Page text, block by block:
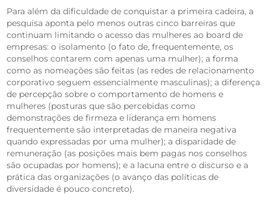
Para além da dificuldade de conquistar a primeira cadeira, a
pesquisa aponta pelo menos outras cinco barreiras que
continuam limitando o acesso das mulheres ao board de
empresas: o isolamento (o fato de, frequentemente, os
conselhos contarem com apenas uma mulher); a forma
como as nomeações são feitas (as redes de relacionamento
corporativo seguem essencialmente masculinas); a diferença
de percepção sobre o comportamento de homens e
mulheres (posturas que são percebidas como
demonstrações de firmeza e liderança em homens
frequentemente são interpretadas de maneira negativa
quando expressadas por uma mulher); a disparidade de
remuneração (as posições mais bem pagas nos conselhos
são ocupadas por homens); e a lacuna entre o discurso e a
prática das organizações (o avanço das políticas de
diversidade é pouco concreto).